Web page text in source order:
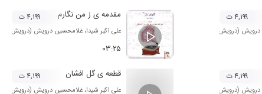
(درویش خان) روح الله خالقی
۴,۱۹۹ ت مقدمه ی ز من نگارم
علی اکبر شیدا، غلامحسین درویش (درویش
۰۳:۲۵
۴,۱۹۹ ت
(درویش خان) روح الله خالقی
۴,۱۹۹ ت قطعه ی گل افشان
علی اکبر شیدا، غلامحسین درویش (درویش
۴,۱۹۹ ت